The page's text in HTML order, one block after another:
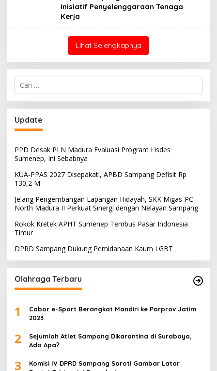
Inisiatif Penyelenggaraan Tenaga
Kerja
Lihat Selengkapnya
Cari
untuk:
Update
PPD Desak PLN Madura Evaluasi Program Lisdes
Sumenep, Ini Sebabnya
KUA-PPAS 2027 Disepakati, APBD Sampang Defisit Rp
130,2 M
Jelang Pengembangan Lapangan Hidayah, SKK Migas-PC
North Madura II Perkuat Sinergi dengan Nelayan Sampang
Rokok Kretek APHT Sumenep Tembus Pasar Indonesia
Timur
DPRD Sampang Dukung Pemidanaan Kaum LGBT
Olahraga Terbaru
1
Cabor e-Sport Berangkat Mandiri ke Porprov Jatim
2023
2
Sejumlah Atlet Sampang Dikarantina di Surabaya,
Ada Apa?
3
Komisi IV DPRD Sampang Soroti Gambar Latar